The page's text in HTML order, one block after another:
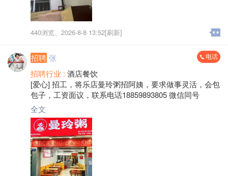
440浏览、 2026-8-8 13:52[刷新]
招聘 张 电话
招聘行业 : 酒店餐饮
[爱心] 招工，将乐店曼玲粥招阿姨，要求做事灵活，会包
包子，工资面议，联系电话18859893805 微信同号
全文